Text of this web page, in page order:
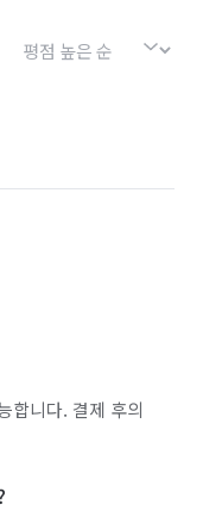
합니다. 결제 후의